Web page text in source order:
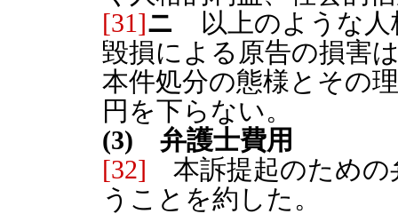
[31]ニ 以上のような人
毀損による原告の損害
本件処分の態様とその
円を下らない。
(3) 弁護士費用
[32] 本訴提起のための
うことを約した。